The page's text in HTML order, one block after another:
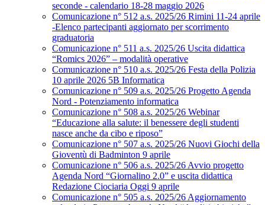
seconde - calendario 18-28 maggio 2026
Comunicazione n° 512 a.s. 2025/26 Rimini 11-24 aprile
-Elenco partecipanti aggiornato per scorrimento
graduatoria
Comunicazione n° 511 a.s. 2025/26 Uscita didattica
“Romics 2026” – modalità operative
Comunicazione n° 510 a.s. 2025/26 Festa della Polizia
10 aprile 2026 5B Informatica
Comunicazione n° 509 a.s. 2025/26 Progetto Agenda
Nord - Potenziamento informatica
Comunicazione n° 508 a.s. 2025/26 Webinar
“Educazione alla salute: il benessere degli studenti
nasce anche da cibo e riposo”
Comunicazione n° 507 a.s. 2025/26 Nuovi Giochi della
Gioventù di Badminton 9 aprile
Comunicazione n° 506 a.s. 2025/26 Avvio progetto
Agenda Nord “Giornalino 2.0” e uscita didattica
Redazione Ciociaria Oggi 9 aprile
Comunicazione n° 505 a.s. 2025/26 Aggiornamento